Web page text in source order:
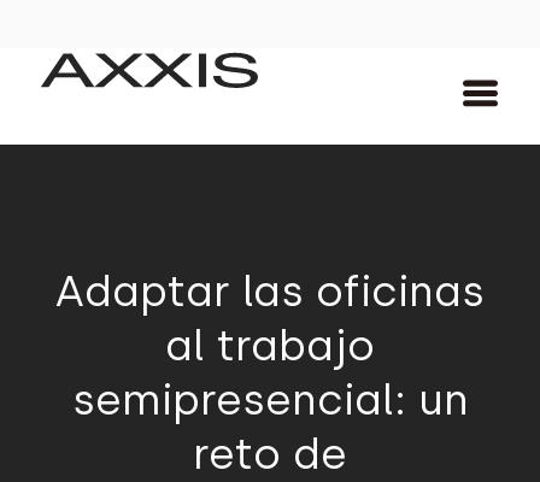
Adaptar las oficinas
al trabajo
semipresencial: un
reto de